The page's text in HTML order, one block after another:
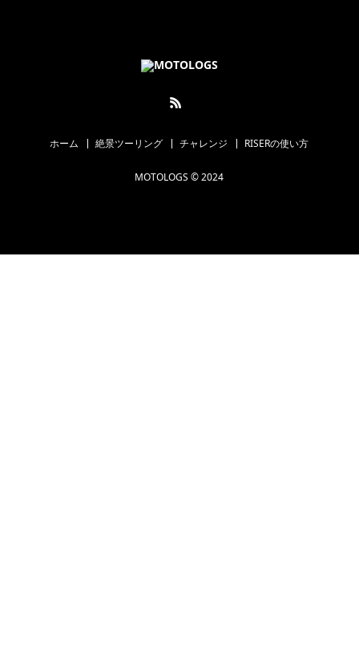
ホーム 絶景ツーリング チャレンジ RISERの使い方
MOTOLOGS © 2024